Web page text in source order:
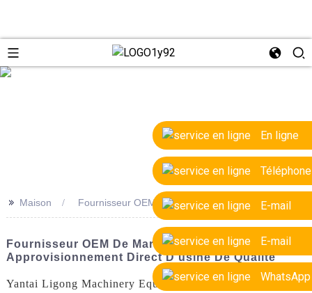
En ligne
Téléphone
E-mail
E-mail
WhatsApp
>> Maison Fournisseur OEM de marteaux-piqueurs
Fournisseur OEM De Marteaux-Piqueurs -
Approvisionnement Direct D'usine De Qualité
Yantai Ligong Machinery Equipment Co., Ltd. est un